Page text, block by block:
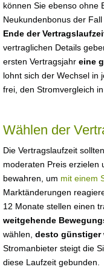
können Sie ebenso ohne
Neukundenbonus der
Ende der
vertraglichen Details
ersten Vertragsjahr eine
lohnt sich der Wechsel in
frei, den Stromvergleich
Wählen der
Die Vertragslaufzeit
moderaten Preis erzielen
bewahren, um mit einem
Marktänderungen
12 Monate stellen einen
weitgehende
wählen, desto günstiger
Stromanbieter steigt die
diese Laufzeit gebunden.